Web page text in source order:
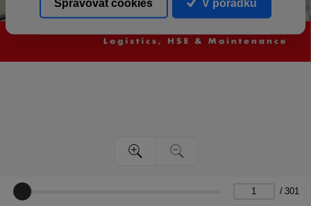
/ 301
Spravovat cookies V pořádku